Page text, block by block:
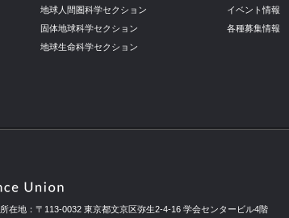
地球人間圏科学セクション
固体地球科学セクション
地球生命科学セクション
イベント情報
各種募集情報
所在地：〒113-0032 東京都文京区弥生2-4-16 学会センタービル4階